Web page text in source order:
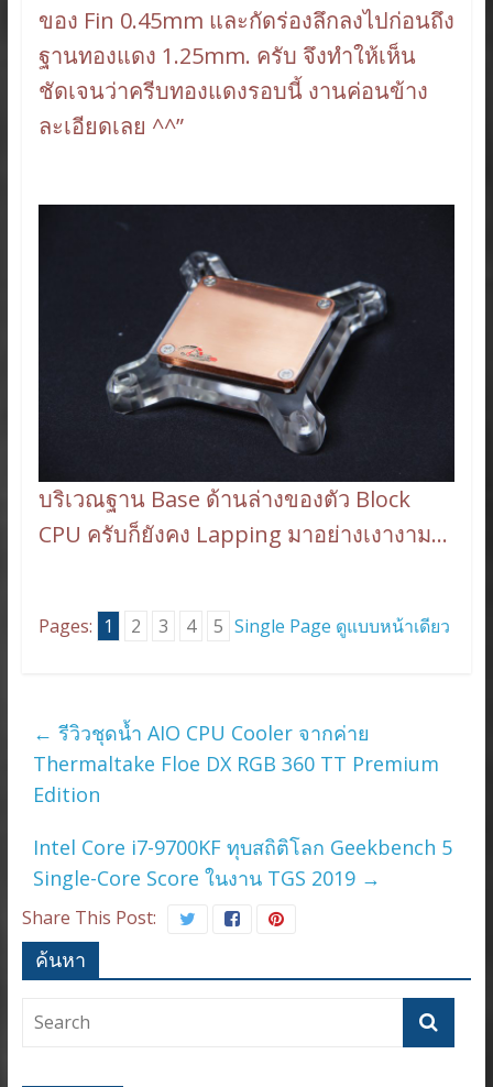
ของ Fin 0.45mm และกัดร่องลึกลงไปก่อนถึง
ฐานทองแดง 1.25mm. ครับ จึงทำให้เห็น
ชัดเจนว่าครีบทองแดงรอบนี้ งานค่อนข้าง
ละเอียดเลย ^^”
บริเวณฐาน Base ด้านล่างของตัว Block
CPU ครับก็ยังคง Lapping มาอย่างเงางาม…
Pages: 1 2 3 4 5 Single Page ดูแบบหน้าเดียว
← รีวิวชุดน้ำ AIO CPU Cooler จากค่าย
Thermaltake Floe DX RGB 360 TT Premium
Edition
Intel Core i7-9700KF ทุบสถิติโลก Geekbench 5
Single-Core Score ในงาน TGS 2019 →
Share This Post:
ค้นหา